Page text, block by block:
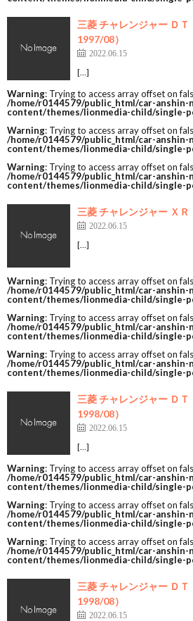
三菱 チャレンジャー Ｄ
1997/08）
2022.06.15
[…]
Warning: Trying to access array offset on
/home/r0144579/public_html/car-anshin-
content/themes/lionmedia-child/single-
Warning: Trying to access array offset on
/home/r0144579/public_html/car-anshin-
content/themes/lionmedia-child/single-
Warning: Trying to access array offset on
/home/r0144579/public_html/car-anshin-
content/themes/lionmedia-child/single-
三菱 チャレンジャー Ｘ
2022.06.15
[…]
Warning: Trying to access array offset on
/home/r0144579/public_html/car-anshin-
content/themes/lionmedia-child/single-
Warning: Trying to access array offset on
/home/r0144579/public_html/car-anshin-
content/themes/lionmedia-child/single-
Warning: Trying to access array offset on
/home/r0144579/public_html/car-anshin-
content/themes/lionmedia-child/single-
三菱 チャレンジャー Ｄ
1998/08）
2022.06.15
[…]
Warning: Trying to access array offset on
/home/r0144579/public_html/car-anshin-
content/themes/lionmedia-child/single-
Warning: Trying to access array offset on
/home/r0144579/public_html/car-anshin-
content/themes/lionmedia-child/single-
Warning: Trying to access array offset on
/home/r0144579/public_html/car-anshin-
content/themes/lionmedia-child/single-
三菱 チャレンジャー Ｄ
1998/08）
2022.06.15